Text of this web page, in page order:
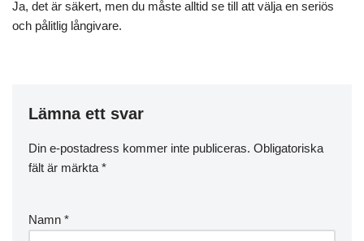
Ja, det är säkert, men du måste alltid se till att välja en seriös
och pålitlig långivare.
Lämna ett svar
Din e-postadress kommer inte publiceras. Obligatoriska
fält är märkta *
Namn *